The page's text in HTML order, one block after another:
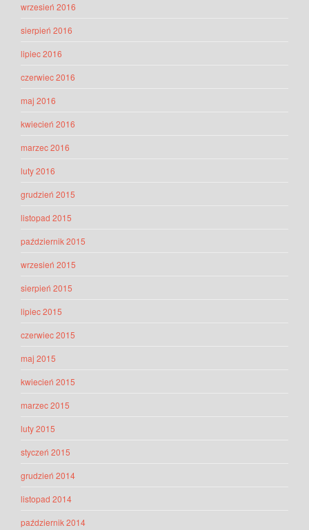
wrzesień 2016
sierpień 2016
lipiec 2016
czerwiec 2016
maj 2016
kwiecień 2016
marzec 2016
luty 2016
grudzień 2015
listopad 2015
październik 2015
wrzesień 2015
sierpień 2015
lipiec 2015
czerwiec 2015
maj 2015
kwiecień 2015
marzec 2015
luty 2015
styczeń 2015
grudzień 2014
listopad 2014
październik 2014